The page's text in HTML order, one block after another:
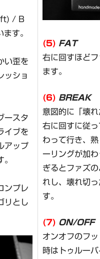
/ B
す。
い歪を
ッショ
ースタ
イブを
アップ
ンプレ
リとし
(5) FAT
右に回すほど
ます。
(6) BREAK
意図的に「壊
右に回すに従
わって行き、
ーリングが加
ぎるとファズ
れし、壊れ切
す。
(7) ON/OFF
オンオフのフ
時はトゥルー